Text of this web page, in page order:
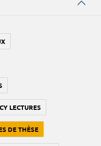
LECTURES
DE THÈSE